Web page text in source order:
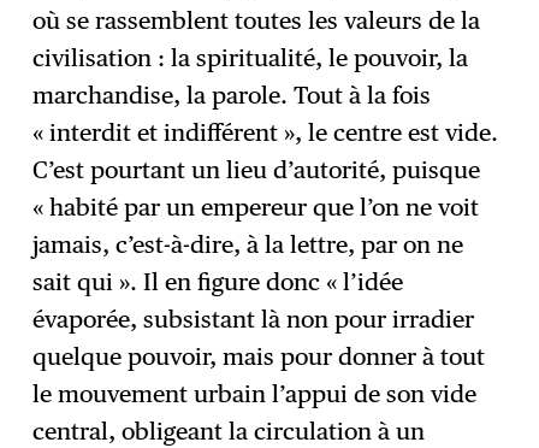
où se rassemblent toutes les valeurs de la
civilisation : la spiritualité, le pouvoir, la
marchandise, la parole. Tout à la fois
« interdit et indifférent », le centre est vide.
C’est pourtant un lieu d’autorité, puisque
« habité par un empereur que l’on ne voit
jamais, c’est-à-dire, à la lettre, par on ne
sait qui ». Il en figure donc « l’idée
évaporée, subsistant là non pour irradier
quelque pouvoir, mais pour donner à tout
le mouvement urbain l’appui de son vide
central, obligeant la circulation à un